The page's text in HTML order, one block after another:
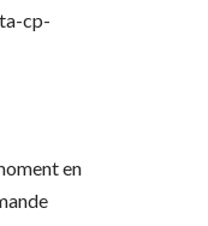
cp-
en